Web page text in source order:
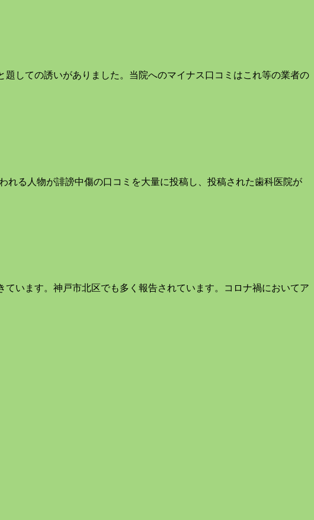
しての誘いがありました。当院へのマイナス口コミはこれ等の業者の
る人物が誹謗中傷の口コミを大量に投稿し、投稿された歯科医院が
います。神戸市北区でも多く報告されています。コロナ禍においてア